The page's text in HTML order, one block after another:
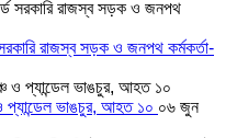
রাজস্ব সড়ক ও জনপথ কর্মকর্তা-
প্যান্ডেল ভাঙচুর, আহত ১০ ০৬ জুন